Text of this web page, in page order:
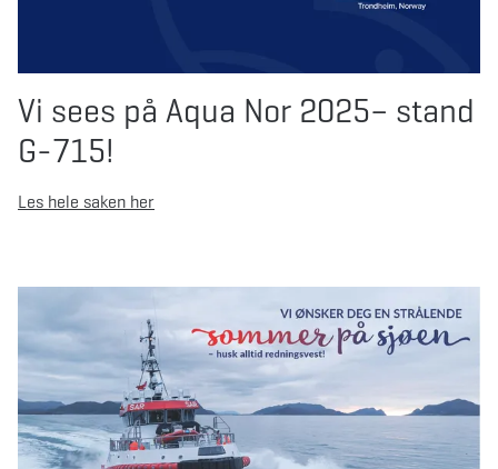
Vi sees på Aqua Nor 2025– stand
G-715!
Les hele saken her